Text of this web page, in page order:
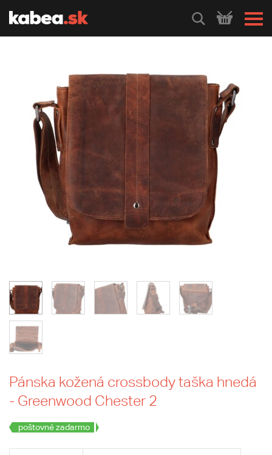
HLEDEJ
Pánska kožená crossbody taška hnedá
- Greenwood Chester 2
poštovné zadarmo